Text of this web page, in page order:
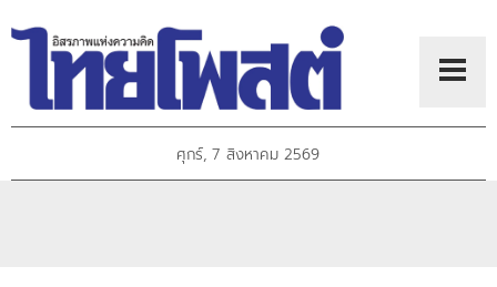
ศุกร์, 7 สิงหาคม 2569